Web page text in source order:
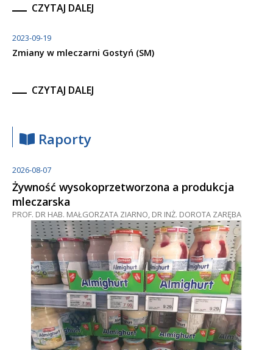
CZYTAJ DALEJ
2023-09-19
Zmiany w mleczarni Gostyń (SM)
CZYTAJ DALEJ
Raporty
2026-08-07
Żywność wysokoprzetworzona a produkcja
mleczarska
PROF. DR HAB. MAŁGORZATA ZIARNO, DR INŻ. DOROTA ZARĘBA